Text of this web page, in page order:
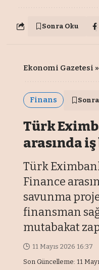
Sonra Oku
Ekonomi Gazetesi »
Finans
Türk
arasında
Türk
Finance
savunma
finansman
mutabakat
Son Güncelleme: 11
11 Mayıs 2026 16:37